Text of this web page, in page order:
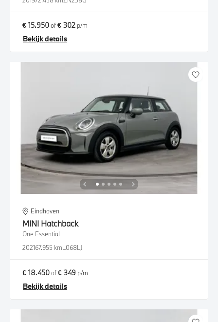
€ 15.950of€ 302 p/m
Bekijk details
Eindhoven
MINI Hatchback
One Essential
202167.955 kmL068LJ
€ 18.450of€ 349 p/m
Bekijk details